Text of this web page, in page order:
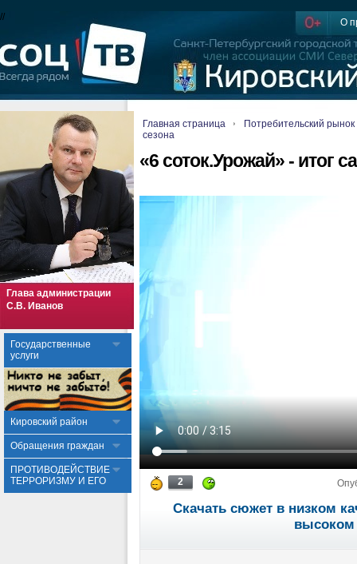
О
//
Глава администрации
С.В. Иванов
Государственные
услуги
Кировский район
Обращения граждан
ПРОТИВОДЕЙСТВИЕ
ТЕРРОРИЗМУ И ЕГО
Главная страница
Потребительский рынок
сезона
«6 соток.Урожай» - итог
2
Скачать сюжет в низком
высоком